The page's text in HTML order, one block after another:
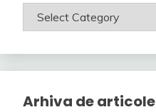
Categorii
Arhiva de articole